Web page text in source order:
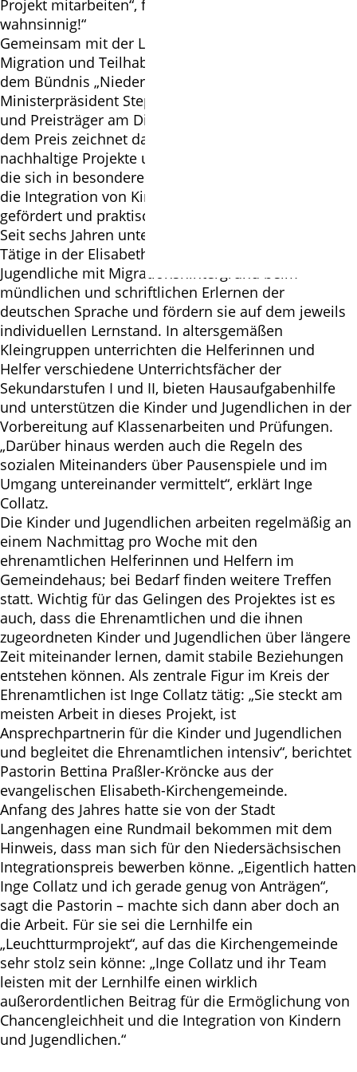
Projekt mitarbeiten“, fuhr Collatz fort. „Ich freue mich
wahnsinnig!“
Gemeinsam mit der Landesbeauftragten für
Migration und Teilhabe, Doris Schröder-Köpf, und
dem Bündnis „Niedersachsen packt an“ hatte
Ministerpräsident Stephan Weil die Preisträgerinnen
und Preisträger am Dienstag bekannt gegeben. Mit
dem Preis zeichnet das Land Niedersachsen
nachhaltige Projekte und engagierte Menschen aus,
die sich in besonderer Weise dafür einsetzen, dass
die Integration von Kindern und Jugendlichen
gefördert und praktisch umgesetzt wird.
Seit sechs Jahren unterstützen 13 ehrenamtlich
Tätige in der Elisabeth-Kirchengemeinde Kinder und
Jugendliche mit Migrationshintergrund beim
mündlichen und schriftlichen Erlernen der
deutschen Sprache und fördern sie auf dem jeweils
individuellen Lernstand. In altersgemäßen
Kleingruppen unterrichten die Helferinnen und
Helfer verschiedene Unterrichtsfächer der
Sekundarstufen I und II, bieten Hausaufgabenhilfe
und unterstützen die Kinder und Jugendlichen in der
Vorbereitung auf Klassenarbeiten und Prüfungen.
„Darüber hinaus werden auch die Regeln des
sozialen Miteinanders über Pausenspiele und im
Umgang untereinander vermittelt“, erklärt Inge
Collatz.
Die Kinder und Jugendlichen arbeiten regelmäßig an
einem Nachmittag pro Woche mit den
ehrenamtlichen Helferinnen und Helfern im
Gemeindehaus; bei Bedarf finden weitere Treffen
statt. Wichtig für das Gelingen des Projektes ist es
auch, dass die Ehrenamtlichen und die ihnen
zugeordneten Kinder und Jugendlichen über längere
Zeit miteinander lernen, damit stabile Beziehungen
entstehen können. Als zentrale Figur im Kreis der
Ehrenamtlichen ist Inge Collatz tätig: „Sie steckt am
meisten Arbeit in dieses Projekt, ist
Ansprechpartnerin für die Kinder und Jugendlichen
und begleitet die Ehrenamtlichen intensiv“, berichtet
Pastorin Bettina Praßler-Kröncke aus der
evangelischen Elisabeth-Kirchengemeinde.
Anfang des Jahres hatte sie von der Stadt
Langenhagen eine Rundmail bekommen mit dem
Hinweis, dass man sich für den Niedersächsischen
Integrationspreis bewerben könne. „Eigentlich hatten
Inge Collatz und ich gerade genug von Anträgen“,
sagt die Pastorin – machte sich dann aber doch an
die Arbeit. Für sie sei die Lernhilfe ein
„Leuchtturmprojekt“, auf das die Kirchengemeinde
sehr stolz sein könne: „Inge Collatz und ihr Team
leisten mit der Lernhilfe einen wirklich
außerordentlichen Beitrag für die Ermöglichung von
Chancengleichheit und die Integration von Kindern
und Jugendlichen.“